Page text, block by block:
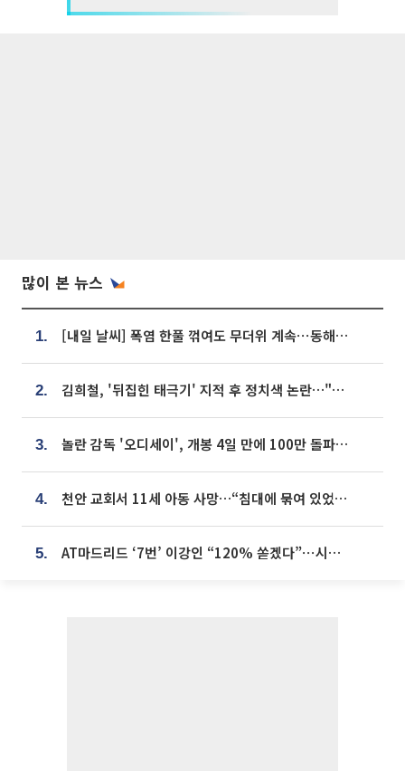
많이 본 뉴스
1. [내일 날씨] 폭염 한풀 꺾여도 무더위 계속⋯동해안 이틀 연속 비
2. 김희철, '뒤집힌 태극기' 지적 후 정치색 논란…"좌우 떠나 우리나라 국기"
3. 놀란 감독 '오디세이', 개봉 4일 만에 100만 돌파⋯'왕사남' 보다 빠르다
4. 천안 교회서 11세 아동 사망…“침대에 묶여 있었다” 진술 확보
5. AT마드리드 ‘7번’ 이강인 “120% 쏟겠다”⋯시메오네 감독 “필요한 선수”